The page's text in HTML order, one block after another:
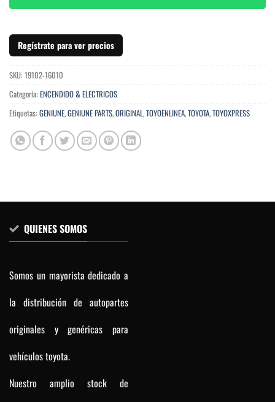
Regístrate para ver precios
SKU: 19102-16010
Categoría: ENCENDIDO & ELECTRICOS
Etiquetas: GENIUNE,GENIUNE PARTS,ORIGINAL,TOYOENLINEA,TOYOTA,TOYOXPRESS
QUIENES SOMOS
Somos un mayorista dedicado a
la distribución de autopartes
originales y genéricas para
vehículos toyota.
Nuestro amplio stock de